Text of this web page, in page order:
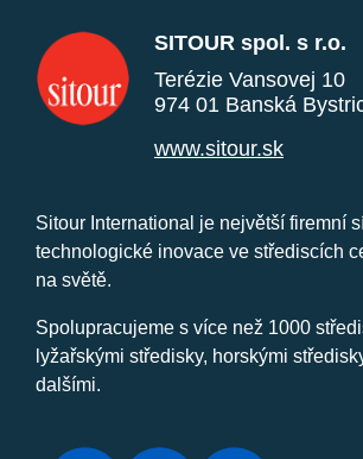
SITOUR spol. s r.o.
Terézie Vansovej 10
974 01 Banská
www.sitour.sk
Sitour International je největší firemní
technologické inovace ve střediscích
na světě.
Spolupracujeme s více než 1000
lyžařskými středisky, horskými
dalšími.